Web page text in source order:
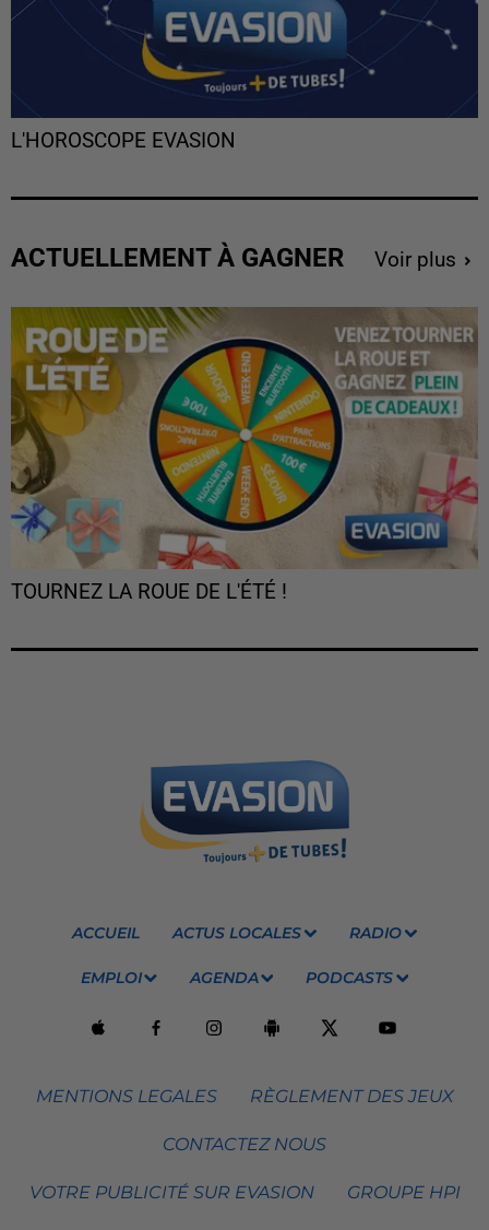
L'HOROSCOPE EVASION
ACTUELLEMENT À GAGNER Voir plus
TOURNEZ LA ROUE DE L'ÉTÉ !
ACCUEIL ACTUS LOCALES RADIO
EMPLOI AGENDA PODCASTS
MENTIONS LEGALES RÈGLEMENT DES JEUX
CONTACTEZ NOUS
VOTRE PUBLICITÉ SUR EVASION GROUPE HPI